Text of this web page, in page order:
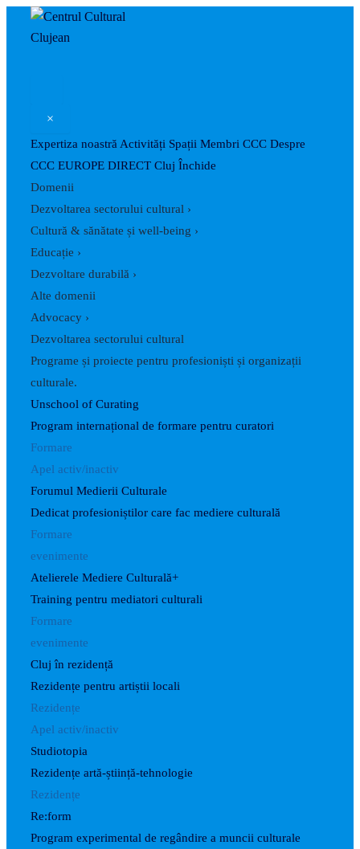
Skip
×
Expertiza noastră Activități Spații Membri CCC Despre
CCC EUROPE DIRECT Cluj Închide
Domenii
Dezvoltarea sectorului cultural ›
Cultură & sănătate și well-being ›
Educație ›
Dezvoltare durabilă ›
Alte domenii
Advocacy ›
Dezvoltarea sectorului cultural
Programe și proiecte pentru profesioniști și organizații
culturale.
Unschool of Curating
Program internațional de formare pentru curatori
Formare
Apel activ/inactiv
Forumul Medierii Culturale
Dedicat profesioniștilor care fac mediere culturală
Formare
evenimente
Atelierele Mediere Culturală+
Training pentru mediatori culturali
Formare
evenimente
Cluj în rezidență
Rezidențe pentru artiștii locali
Rezidențe
Apel activ/inactiv
Studiotopia
Rezidențe artă-știință-tehnologie
Rezidențe
Re:form
Program experimental de regândire a muncii culturale
Post
navigation
Caută